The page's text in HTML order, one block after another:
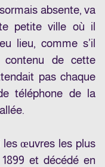
absente, va
petite ville où il
lieu, comme s’il
contenu de cette
pas chaque
téléphone de la
œuvres les plus
et décédé en